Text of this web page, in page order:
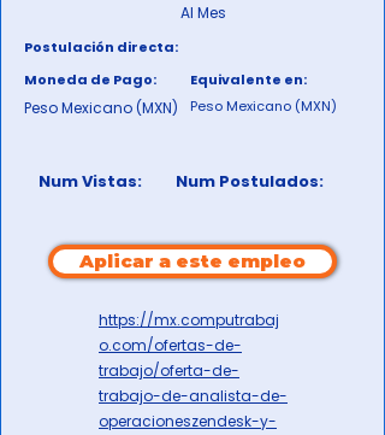
Al Mes
Postulación directa:
Moneda de Pago:
Equivalente en:
Peso Mexicano (MXN) Peso Mexicano (MXN)
Num Vistas: Num Postulados:
Aplicar a este empleo
https://mx.computrabaj
o.com/ofertas-de-
trabajo/oferta-de-
trabajo-de-analista-de-
operacioneszendesk-y-